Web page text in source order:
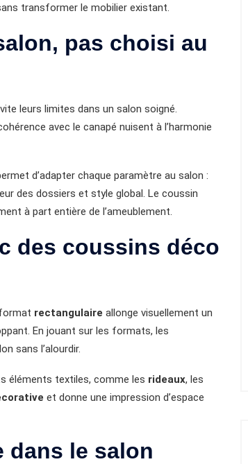
transformer le mobilier existant.
pas choisi au
leurs limites dans un salon soigné.
avec le canapé nuisent à l’harmonie
d’adapter chaque paramètre au salon :
des dossiers et style global. Le coussin
à part entière de l’ameublement.
des coussins déco
rectangulaire allonge visuellement un
En jouant sur les formats, les
sans l’alourdir.
éléments textiles, comme les rideaux, les
et donne une impression d’espace
dans le salon